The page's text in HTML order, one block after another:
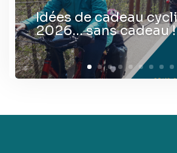
Idées de cadeau
2026… sans cadeau !